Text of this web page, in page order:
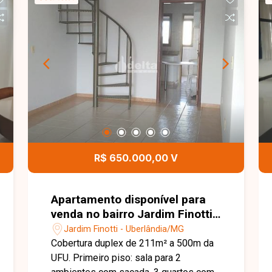
R$ 650.000,00 V
Apartamento disponível para
venda no bairro Jardim Finotti
em Uberlândia-MG
Jardim Finotti - Uberlândia/MG
Cobertura duplex de 211m² a 500m da
UFU. Primeiro piso: sala para 2